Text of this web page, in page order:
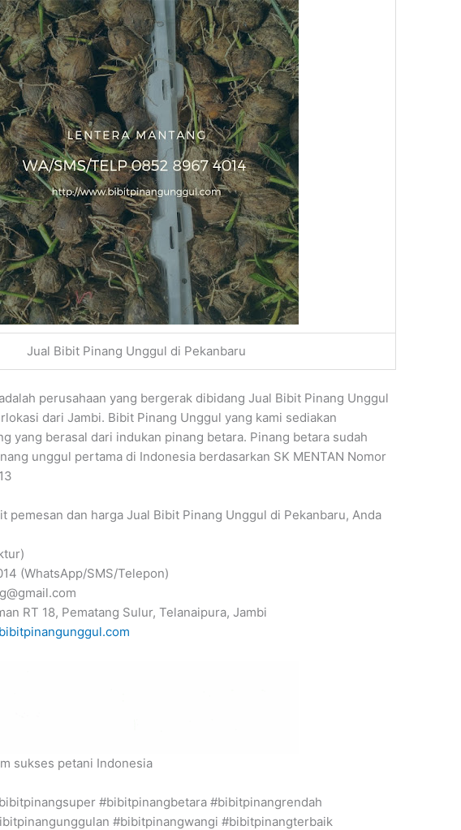
Jual Bibit Pinang Unggul di Pekanbaru
perusahaan yang bergerak dibidang Jual Bibit Pinang Unggul
dari Jambi. Bibit Pinang Unggul yang kami sediakan
yang berasal dari indukan pinang betara. Pinang betara sudah
unggul pertama di Indonesia berdasarkan SK MENTAN Nomor
pemesan dan harga Jual Bibit Pinang Unggul di Pekanbaru, Anda
(WhatsApp/SMS/Telepon)
RT 18, Pematang Sulur, Telanaipura, Jambi
sukses petani Indonesia
#bibitpinangbetara #bibitpinangrendah
#bibitpinangwangi #bibitpinangterbaik